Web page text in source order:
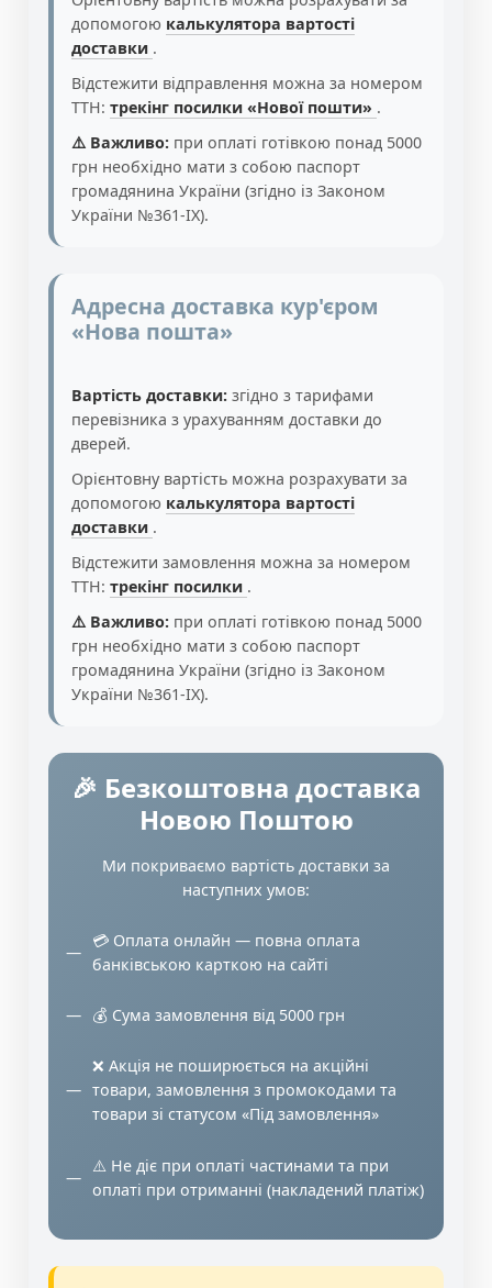
допомогою калькулятора вартості
доставки .
Відстежити відправлення можна за номером
ТТН: трекінг посилки «Нової пошти» .
⚠️ Важливо: при оплаті готівкою понад 5000
грн необхідно мати з собою паспорт
громадянина України (згідно із Законом
України №361-IX).
Адресна доставка кур'єром
«Нова пошта»
Вартість доставки: згідно з тарифами
перевізника з урахуванням доставки до
дверей.
Орієнтовну вартість можна розрахувати за
допомогою калькулятора вартості
доставки .
Відстежити замовлення можна за номером
ТТН: трекінг посилки .
⚠️ Важливо: при оплаті готівкою понад 5000
грн необхідно мати з собою паспорт
громадянина України (згідно із Законом
України №361-IX).
🎉 Безкоштовна доставка
Новою Поштою
Ми покриваємо вартість доставки за
наступних умов:
💳 Оплата онлайн — повна оплата
банківською карткою на сайті
💰 Сума замовлення від 5000 грн
❌ Акція не поширюється на акційні
товари, замовлення з промокодами та
товари зі статусом «Під замовлення»
⚠️ Не діє при оплаті частинами та при
оплаті при отриманні (накладений платіж)